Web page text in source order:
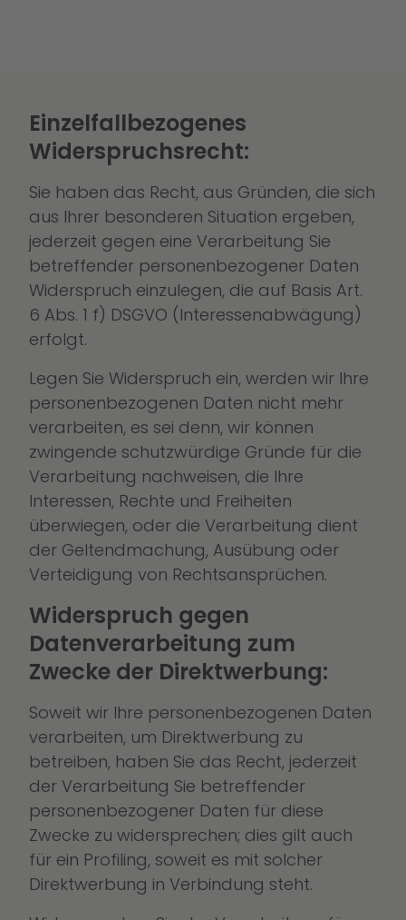
Einzelfallbezogenes
Widerspruchsrecht:
Sie haben das Recht, aus Gründen, die sich
aus Ihrer besonderen Situation ergeben,
jederzeit gegen eine Verarbeitung Sie
betreffender personenbezogener Daten
Widerspruch einzulegen, die auf Basis Art.
6 Abs. 1 f) DSGVO (Interessenabwägung)
erfolgt.
Legen Sie Widerspruch ein, werden wir Ihre
personenbezogenen Daten nicht mehr
verarbeiten, es sei denn, wir können
zwingende schutzwürdige Gründe für die
Verarbeitung nachweisen, die Ihre
Interessen, Rechte und Freiheiten
überwiegen, oder die Verarbeitung dient
der Geltendmachung, Ausübung oder
Verteidigung von Rechtsansprüchen.
Widerspruch gegen
Datenverarbeitung zum
Zwecke der Direktwerbung:
Soweit wir Ihre personenbezogenen Daten
verarbeiten, um Direktwerbung zu
betreiben, haben Sie das Recht, jederzeit
der Verarbeitung Sie betreffender
personenbezogener Daten für diese
Zwecke zu widersprechen; dies gilt auch
für ein Profiling, soweit es mit solcher
Direktwerbung in Verbindung steht.